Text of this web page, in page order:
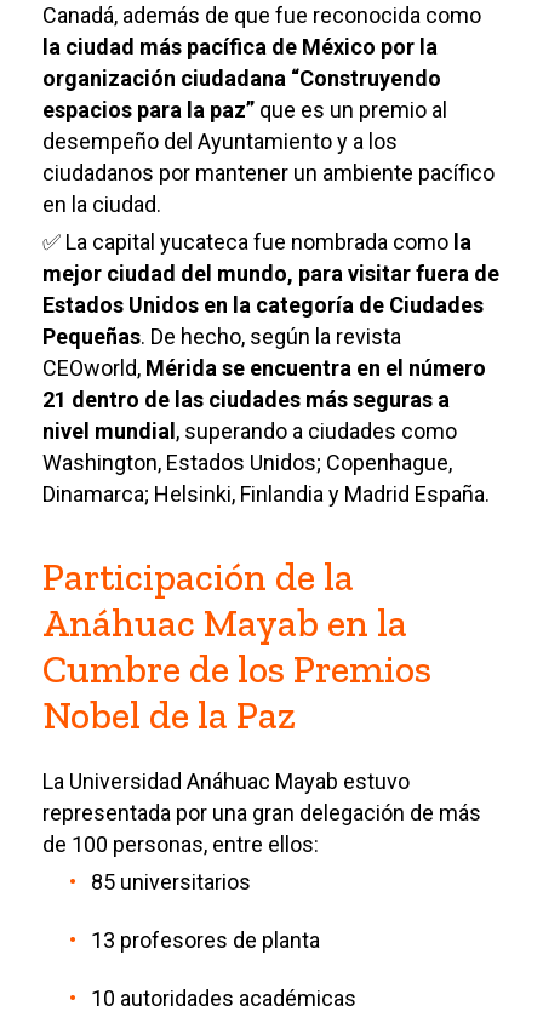
Canadá, además de que fue reconocida como
la ciudad más pacífica de México por la
organización ciudadana “Construyendo
espacios para la paz” que es un premio al
desempeño del Ayuntamiento y a los
ciudadanos por mantener un ambiente pacífico
en la ciudad.
✅ La capital yucateca fue nombrada como la
mejor ciudad del mundo, para visitar fuera de
Estados Unidos en la categoría de Ciudades
Pequeñas. De hecho, según la revista
CEOworld, Mérida se encuentra en el número
21 dentro de las ciudades más seguras a
nivel mundial , superando a ciudades como
Washington, Estados Unidos; Copenhague,
Dinamarca; Helsinki, Finlandia y Madrid España.
Participación de la
Anáhuac Mayab en la
Cumbre de los Premios
Nobel de la Paz
La Universidad Anáhuac Mayab estuvo
representada por una gran delegación de más
de 100 personas, entre ellos:
85 universitarios
13 profesores de planta
10 autoridades académicas